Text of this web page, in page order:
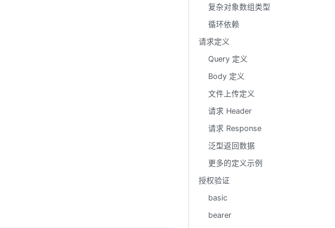
复杂对象数组类型
循环依赖
请求定义
Query 定义
Body 定义
文件上传定义
请求 Header
请求 Response
泛型返回数据
更多的定义示例
授权验证
basic
bearer